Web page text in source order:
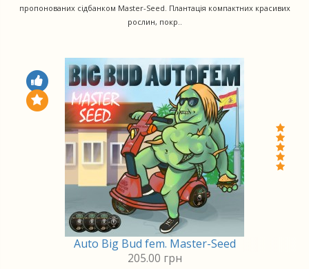
пропонованих сідбанком Master-Seed. Плантація компактних красивих
рослин, покр..
Auto Big Bud fem. Master-Seed
205.00 грн